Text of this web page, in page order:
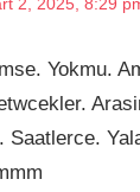
2, 2025, 8:29
Yokmu.
Saatlerce.